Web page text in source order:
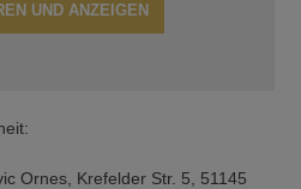
UND ANZEIGEN
Ornes, Krefelder Str. 5, 51145